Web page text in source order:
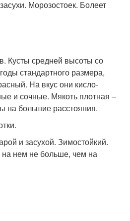
Морозостоек. Болеет
Кусты средней высоты со
стандартного размера,
На вкус они кисло-
и сочные. Мякоть плотная –
на большие расстояния.
и засухой. Зимостойкий.
на нем не больше, чем на